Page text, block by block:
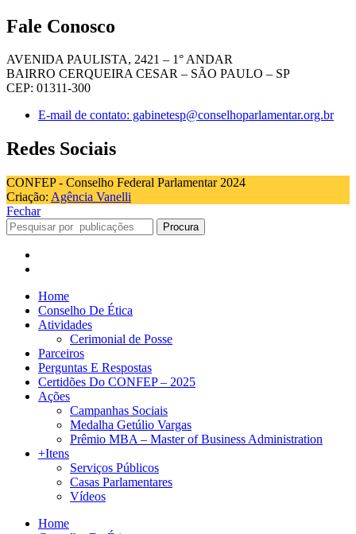
Fale Conosco
AVENIDA PAULISTA, 2421 – 1° ANDAR
BAIRRO CERQUEIRA CESAR – SÃO PAULO – SP
CEP: 01311-300
E-mail de contato: gabinetesp@conselhoparlamentar.org.br
Redes Sociais
CONFEP - Conselho Federal Parlamentar 2024
Criação: Agência Vanelli
Fechar
Procura
Home
Conselho De Ética
Atividades
Cerimonial de Posse
Parceiros
Perguntas E Respostas
Certidões Do CONFEP – 2025
Ações
Campanhas Sociais
Medalha Getúlio Vargas
Prêmio MBA – Master of Business Administration
+Itens
Serviços Públicos
Casas Parlamentares
Vídeos
Home